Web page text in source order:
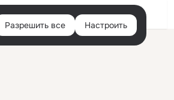
Войти
Разрешить все Настроить